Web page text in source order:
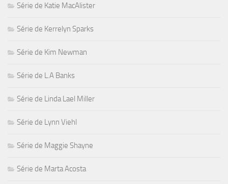
Série de Katie MacAlister
Série de Kerrelyn Sparks
Série de Kim Newman
Série de L.A Banks
Série de Linda Lael Miller
Série de Lynn Viehl
Série de Maggie Shayne
Série de Marta Acosta